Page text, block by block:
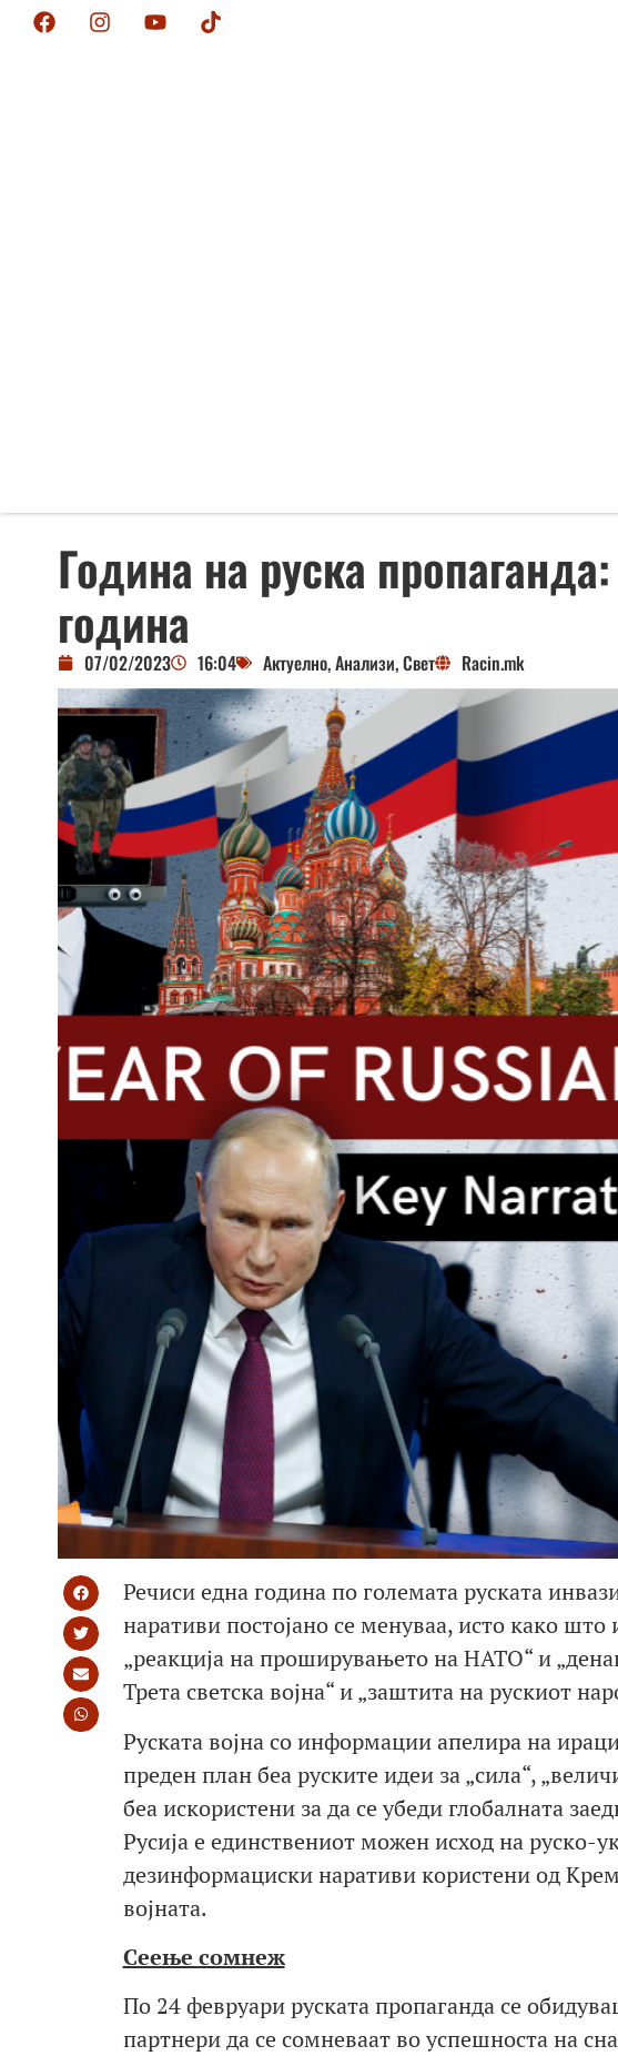
Година на руска
година
07/02/2023 16:04 Актуелно,Анализи,Свет Racin.mk
Речиси една година по големата руската
наративи постојано се менуваа, исто како
„реакција на проширувањето на НАТО“ и
Трета светска војна“ и „заштита на рускиот
Руската војна со информации апелира на
преден план беа руските идеи за „сила“,
беа искористени за да се убеди глобалната
Русија е единствениот можен исход на руско-
дезинформациски наративи користени од
војната.
Сеење сомнеж
По 24 февруари руската пропаганда се
партнери да се сомневаат во успешноста на